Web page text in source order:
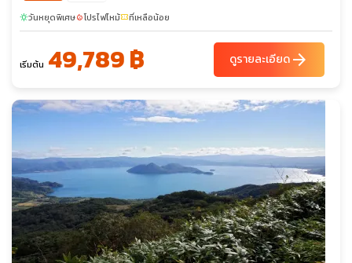
sunnyวันหยุดพิเศษlocal_fire_departmentโปรไฟไหม้confirmation_numberที่เหลือน้อย
เริ่มต้น 49,789 ฿ ดูรายละเอียดarrow_forward